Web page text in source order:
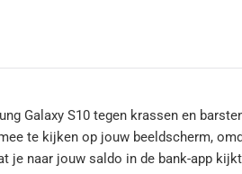
Galaxy S10 tegen krassen en
te kijken op jouw beeldscherm,
naar jouw saldo in de bank-app